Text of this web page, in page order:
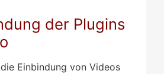
der Plugins
Einbindung von Videos